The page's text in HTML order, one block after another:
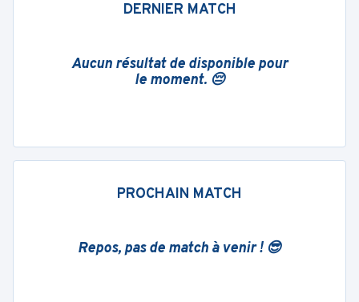
DERNIER MATCH
Aucun résultat de disponible pour
le moment. 😔
PROCHAIN MATCH
Repos, pas de match à venir ! 😎